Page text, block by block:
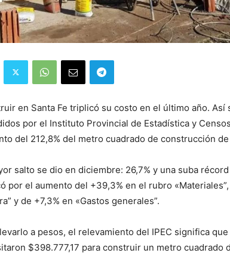
en Santa Fe triplicó su costo en el último año. Así
por el Instituto Provincial de Estadística y
del 212,8% del metro cuadrado de construcción
salto se dio en diciembre: 26,7% y una suba
por el aumento del +39,3% en el rubro
y de +7,3% en «Gastos generales”.
a pesos, el relevamiento del IPEC significa
$398.777,17 para construir un metro cuadrado